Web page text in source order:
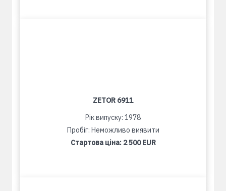
ZETOR 6911
Рік випуску: 1978
Пробіг: Неможливо виявити
Стартова ціна: 2 500 EUR